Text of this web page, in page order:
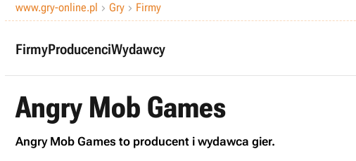
www.gry-online.pl  Gry  Firmy
FirmyProducenciWydawcy
Angry Mob Games
Angry Mob Games to producent i wydawca gier.